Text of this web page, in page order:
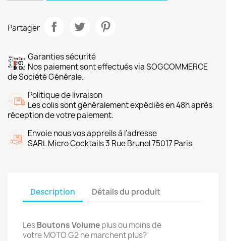
Partager
Garanties sécurité
Nos paiement sont effectués via SOGCOMMERCE
de Société Générale.
Politique de livraison
Les colis sont généralement expédiés en 48h après
réception de votre paiement.
Envoie nous vos appreils à l'adresse
SARL Micro Cocktails 3 Rue Brunel 75017 Paris
Description Détails du produit
LesBoutons Volumeplus ou moins de
votre MOTO G2 ne marchent plus?